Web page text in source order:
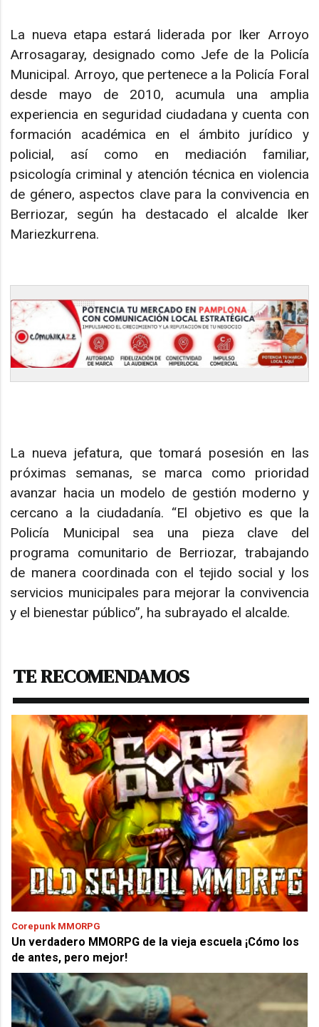
La nueva etapa estará liderada por Iker Arroyo
Arrosagaray, designado como Jefe de la Policía
Municipal. Arroyo, que pertenece a la Policía Foral
desde mayo de 2010, acumula una amplia
experiencia en seguridad ciudadana y cuenta con
formación académica en el ámbito jurídico y
policial, así como en mediación familiar,
psicología criminal y atención técnica en violencia
de género, aspectos clave para la convivencia en
Berriozar, según ha destacado el alcalde Iker
Mariezkurrena.
La nueva jefatura, que tomará posesión en las
próximas semanas, se marca como prioridad
avanzar hacia un modelo de gestión moderno y
cercano a la ciudadanía. “El objetivo es que la
Policía Municipal sea una pieza clave del
programa comunitario de Berriozar, trabajando
de manera coordinada con el tejido social y los
servicios municipales para mejorar la convivencia
y el bienestar público”, ha subrayado el alcalde.
TE RECOMENDAMOS
Corepunk MMORPG
Un verdadero MMORPG de la vieja escuela ¡Cómo los
de antes, pero mejor!